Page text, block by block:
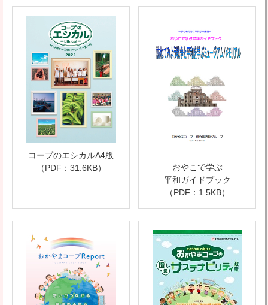
コープのエシカルA4版
（PDF：31.6KB）
おやこで学ぶ
平和ガイドブック
（PDF：1.5KB）